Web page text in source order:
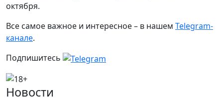
октября.
Все самое важное и интересное – в нашем Telegram-
канале.
Подпишитесь
Новости